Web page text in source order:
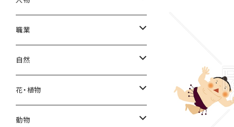
冬
中秋節
クリスマス
福袋
ブラックフライデー
パリ
ロシアン
アフリカン
日本
赤ちゃん
女性
男性
子供
職業
医者
自然
海
雲
花・植物
カーネーション
動物